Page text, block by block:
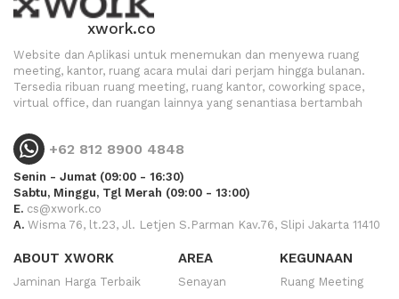
xwork.co
Website dan Aplikasi untuk menemukan dan menyewa ruang
meeting, kantor, ruang acara mulai dari perjam hingga bulanan.
Tersedia ribuan ruang meeting, ruang kantor, coworking space,
virtual office, dan ruangan lainnya yang senantiasa bertambah
+62 812 8900 4848
Senin - Jumat (09:00 - 16:30)
Sabtu, Minggu, Tgl Merah (09:00 - 13:00)
E. cs@xwork.co
A. Wisma 76, lt.23, Jl. Letjen S.Parman Kav.76, Slipi Jakarta 11410
ABOUT XWORK
Jaminan Harga Terbaik
AREA
Senayan
KEGUNAAN
Ruang Meeting